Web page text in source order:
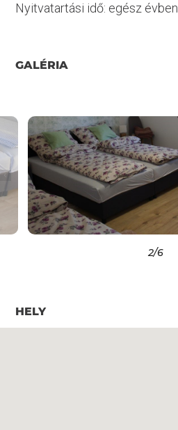
Nyitvatartási idő: egész évben.
GALÉRIA
2/6
HELY